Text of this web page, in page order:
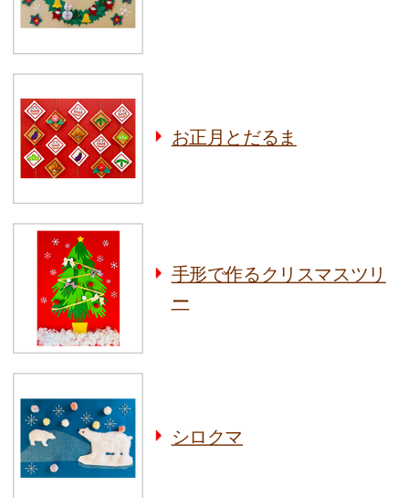
お正月とだるま
手形で作るクリスマスツリ
ー
シロクマ